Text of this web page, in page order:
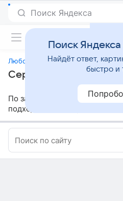
Поиск Яндекса
Любовь в облаках
Сериалы, похожие на
По заданным параметрам мы
подходящего, попробуйте
Поиск
Найдёт ответ,
быстро и